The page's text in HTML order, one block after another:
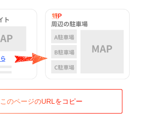
このページのURLをコピー